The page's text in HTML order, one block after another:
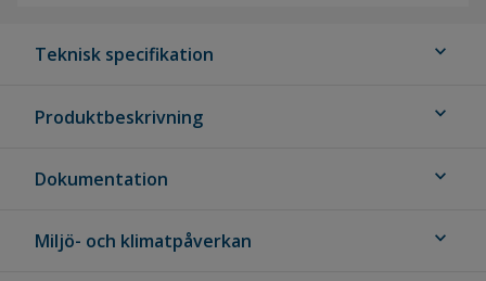
Teknisk specifikation expand_more
Produktbeskrivning expand_more
Dokumentation expand_more
Miljö- och klimatpåverkan expand_more